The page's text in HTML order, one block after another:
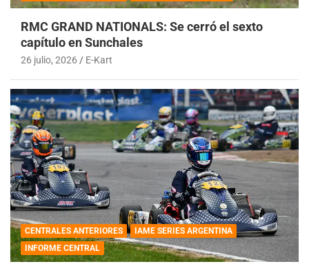
RMC GRAND NATIONALS: Se cerró el sexto
capítulo en Sunchales
26 julio, 2026 E-Kart
CENTRALES ANTERIORES
IAME SERIES ARGENTINA
INFORME CENTRAL